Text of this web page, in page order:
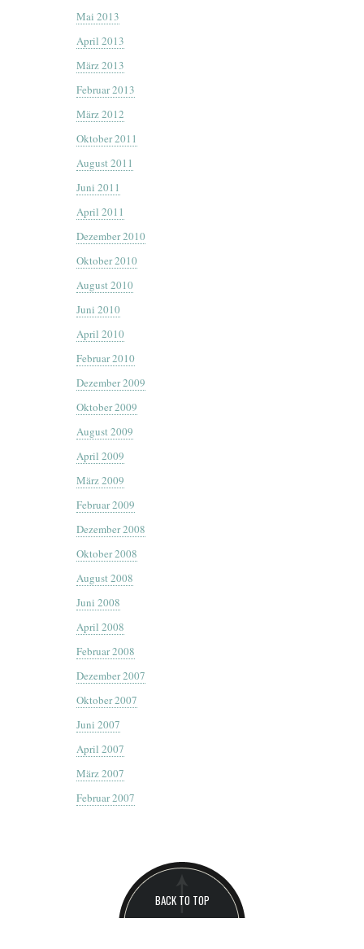
Mai 2013
April 2013
März 2013
Februar 2013
März 2012
Oktober 2011
August 2011
Juni 2011
April 2011
Dezember 2010
Oktober 2010
August 2010
Juni 2010
April 2010
Februar 2010
Dezember 2009
Oktober 2009
August 2009
April 2009
März 2009
Februar 2009
Dezember 2008
Oktober 2008
August 2008
Juni 2008
April 2008
Februar 2008
Dezember 2007
Oktober 2007
Juni 2007
April 2007
März 2007
Februar 2007
BACK TO TOP